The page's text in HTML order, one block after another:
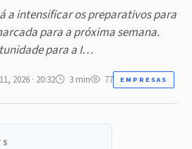
a intensificar os preparativos para
para a próxima semana.
para a I…
2026 · 20:32 3 min 77 EMPRESAS